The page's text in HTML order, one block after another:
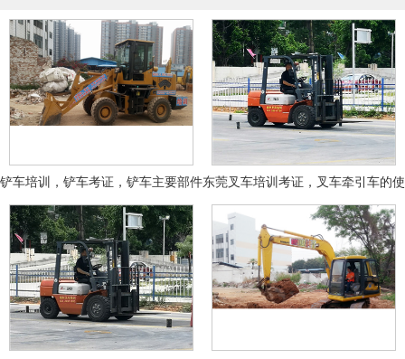
铲车培训，铲车考证，铲车主要部件东莞叉车培训考证，叉车牵引车的使
用和操作